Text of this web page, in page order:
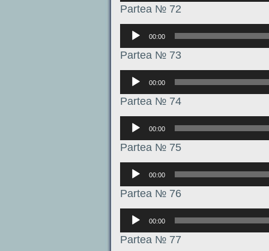
Partea № 72
Аудиоплеер
00:00
Partea № 73
Аудиоплеер
00:00
Partea № 74
Аудиоплеер
00:00
Partea № 75
Аудиоплеер
00:00
Partea № 76
Аудиоплеер
00:00
Partea № 77